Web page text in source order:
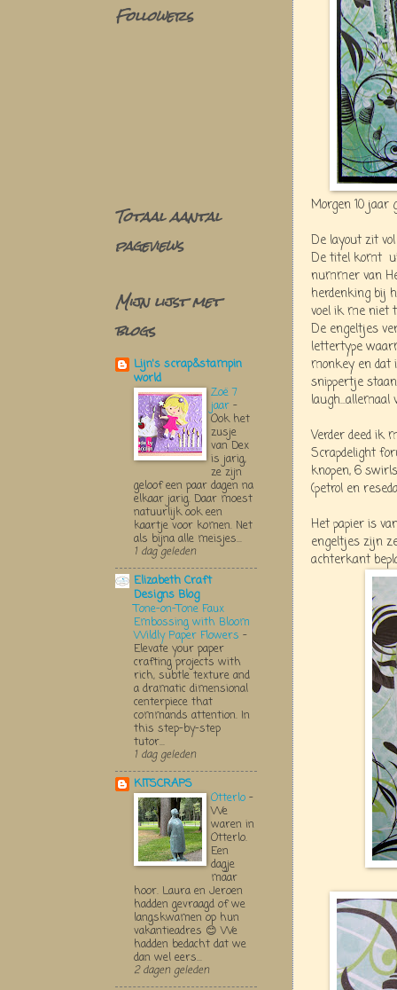
Morgen 10 jaar
De layout zit
De titel komt
nummer van
herdenking bij
voel ik me niet
De engeltjes
lettertype
monkey en dat
snippertje
laugh...allemaal
Verder deed ik
Scrapdelight
knopen, 6
(petrol en
Het papier is
engeltjes zijn
achterkant
Followers
Totaal aantal
pageviews
Mijn lijst met
blogs
Lijn's scrap&stampin
world
Zoë 7
jaar -
Ook het
zusje
van Dex
is jarig,
ze zijn
geloof een paar dagen na
elkaar jarig. Daar moest
natuurlijk ook een
kaartje voor komen. Net
als bijna alle meisjes...
1 dag geleden
Elizabeth Craft
Designs Blog
Tone-on-Tone Faux
Embossing with Bloom
Wildly Paper Flowers -
Elevate your paper
crafting projects with
rich, subtle texture and
a dramatic dimensional
centerpiece that
commands attention. In
this step-by-step
tutor...
1 dag geleden
KITSCRAPS
Otterlo -
We
waren in
Otterlo.
Een
dagje
maar
hoor. Laura en Jeroen
hadden gevraagd of we
langskwamen op hun
vakantieadres 😊 We
hadden bedacht dat we
dan wel eers...
2 dagen geleden